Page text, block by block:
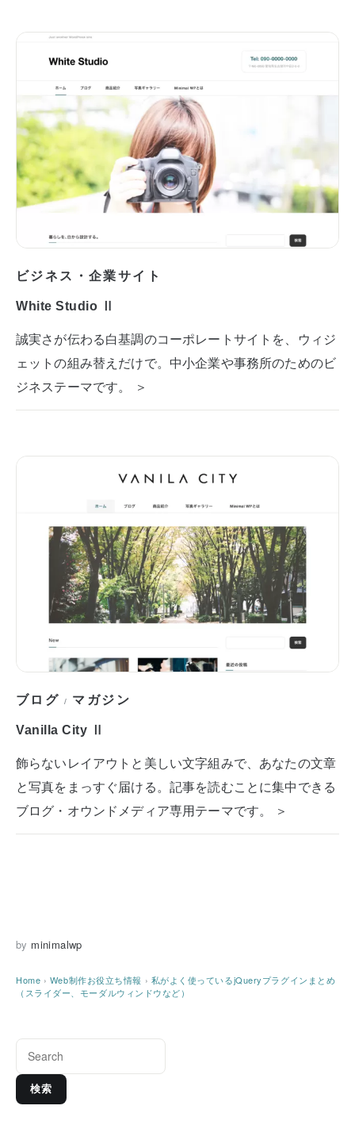
ビジネス・企業サイト
White Studio Ⅱ
誠実さが伝わる白基調のコーポレートサイトを、ウィジ
ェットの組み替えだけで。中小企業や事務所のためのビ
ジネステーマです。 ＞
ブログ / マガジン
Vanilla City Ⅱ
飾らないレイアウトと美しい文字組みで、あなたの文章
と写真をまっすぐ届ける。記事を読むことに集中できる
ブログ・オウンドメディア専用テーマです。 ＞
by minimalwp
Home › Web制作お役立ち情報 › 私がよく使っているjQueryプラグインまとめ
（スライダー、モーダルウィンドウなど）
検索